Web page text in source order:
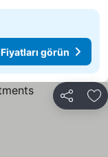
Fiyatları görün
Paylaş